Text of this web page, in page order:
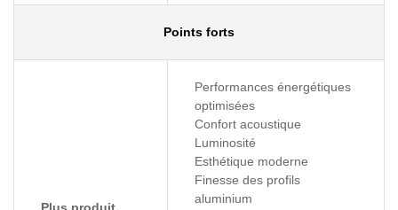
Points forts
Performances énergétiques
optimisées
Confort acoustique
Luminosité
Esthétique moderne
Finesse des profils
aluminium